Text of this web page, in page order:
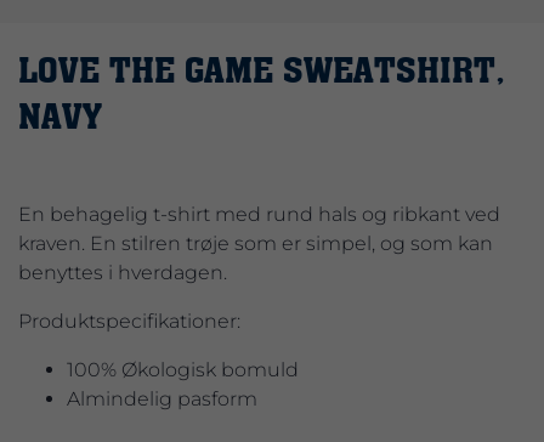
LOVE THE GAME SWEATSHIRT,
NAVY
En behagelig t-shirt med rund hals og ribkant ved
kraven. En stilren trøje som er simpel, og som kan
benyttes i hverdagen.
Produktspecifikationer:
100% Økologisk bomuld
Almindelig pasform